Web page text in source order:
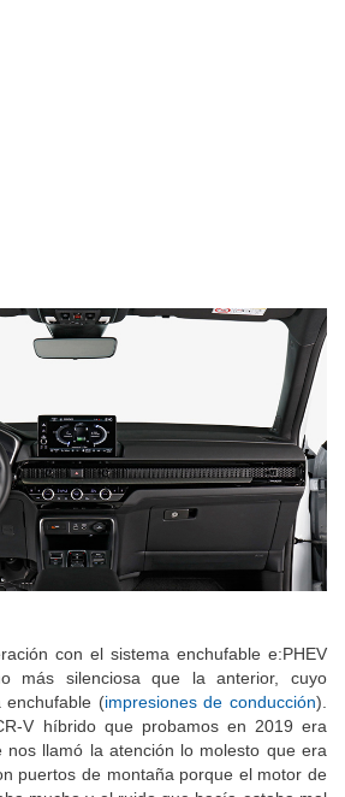
con el sistema enchufable e:PHEV
más silenciosa que la anterior, cuyo
enchufable (impresiones de conducción).
V híbrido que probamos en 2019 era
nos llamó la atención lo molesto que era
puertos de montaña porque el motor de